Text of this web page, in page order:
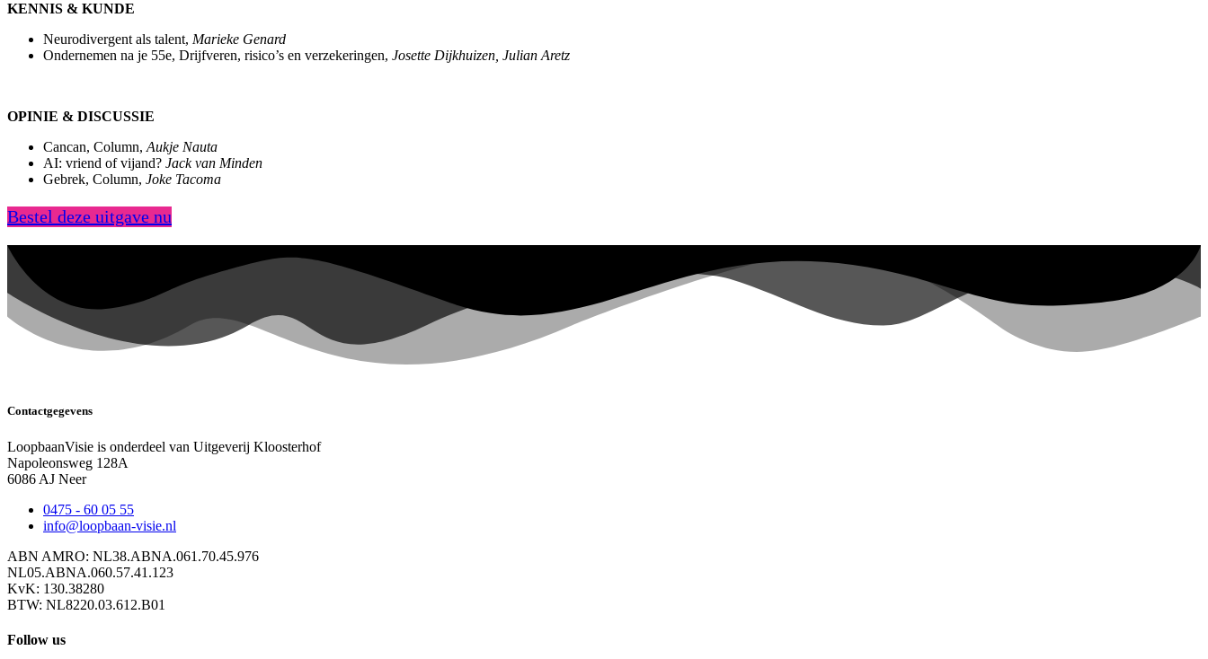
KENNIS & KUNDE
Neurodivergent als talent, Marieke Genard
Ondernemen na je 55e, Drijfveren, risico’s en verzekeringen, Josette Dijkhuizen, Julian Aretz
OPINIE & DISCUSSIE
Cancan, Column,Aukje Nauta
AI: vriend of vijand? Jack van Minden
Gebrek, Column, Joke Tacoma
Bestel deze uitgave nu
Contactgegevens
LoopbaanVisie is onderdeel van Uitgeverij Kloosterhof
Napoleonsweg 128A
6086 AJ Neer
0475 - 60 05 55
info@loopbaan-visie.nl
ABN AMRO: NL38.ABNA.061.70.45.976
NL05.ABNA.060.57.41.123
KvK: 130.38280
BTW: NL8220.03.612.B01
Follow us